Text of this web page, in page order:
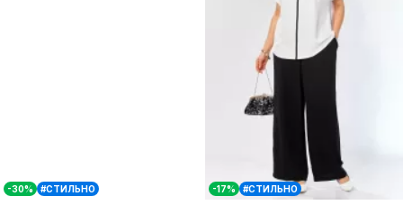
-30% #СТИЛЬНО -17% #СТИЛЬНО